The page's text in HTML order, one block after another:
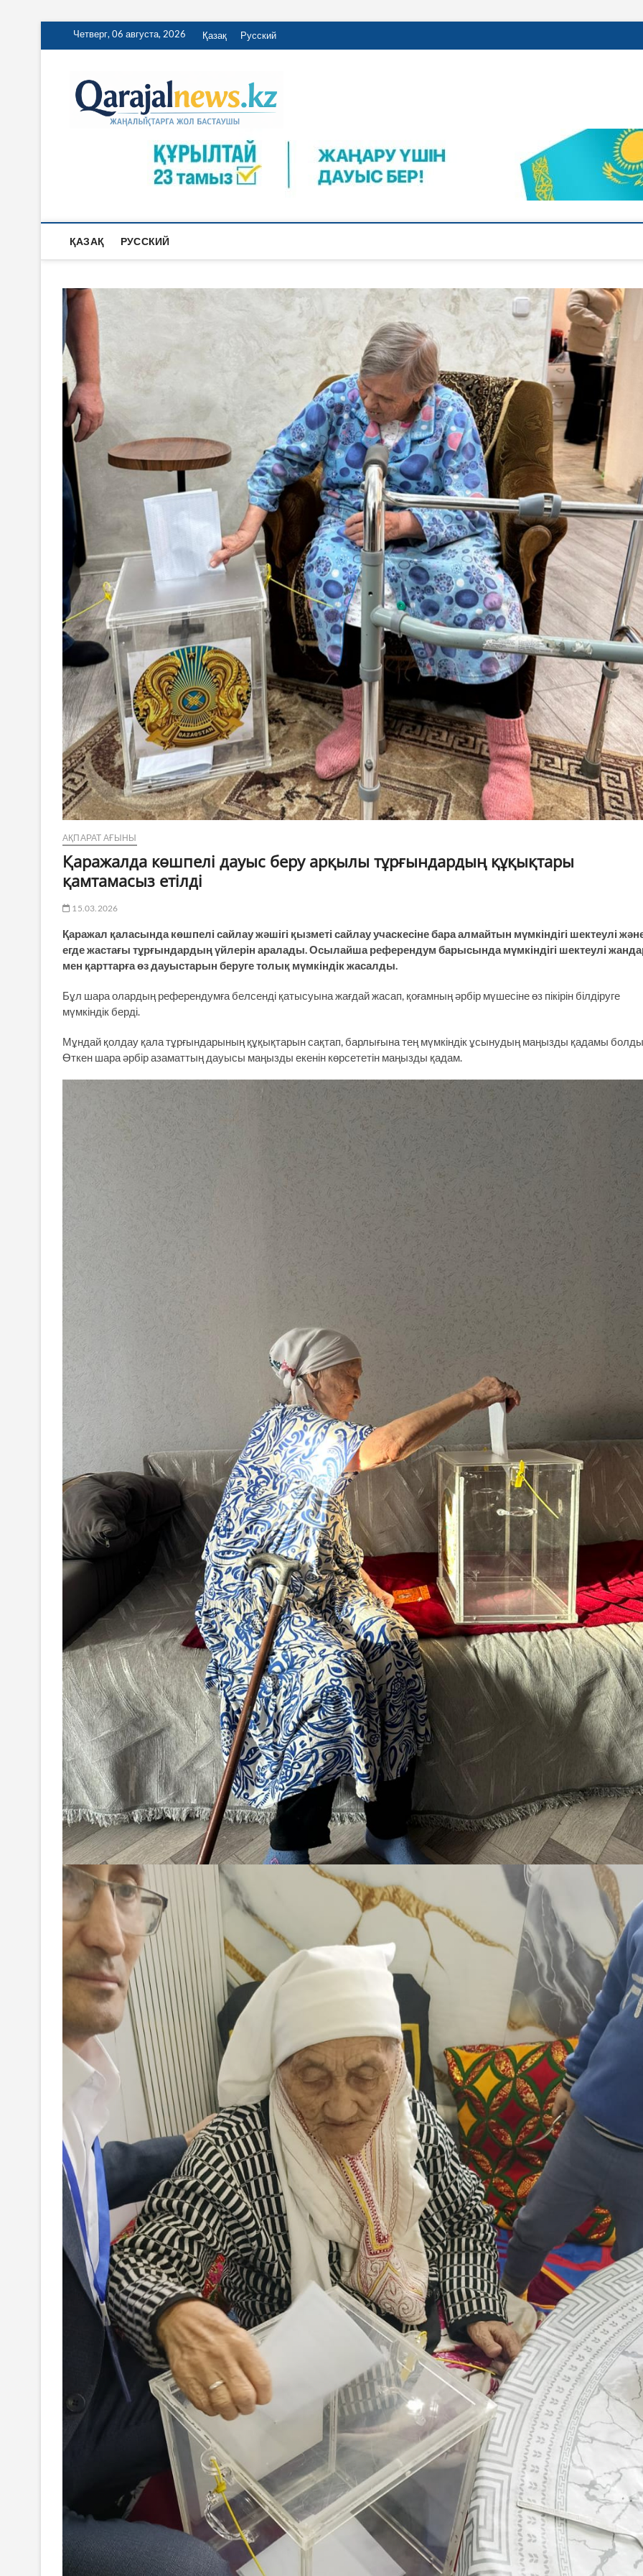
Четверг, 06 августа, 2026 Қазақ Русский
ҚАЗАҚ РУССКИЙ
АҚПАРАТ АҒЫНЫ
Қаражалда көшпелі дауыс беру арқылы тұрғындардың құқықтары
қамтамасыз етілді
15.03.2026
Қаражал қаласында көшпелі сайлау жәшігі қызметі сайлау учаскесіне бара алмайтын мүмкіндігі шектеулі
егде жастағы тұрғындардың үйлерін аралады. Осылайша референдум барысында мүмкіндігі шектеулі
мен қарттарға өз дауыстарын беруге толық мүмкіндік жасалды.
Бұл шара олардың референдумға белсенді қатысуына жағдай жасап, қоғамның әрбір мүшесіне өз пікірін білдіруге
мүмкіндік берді.
Мұндай қолдау қала тұрғындарының құқықтарын сақтап, барлығына тең мүмкіндік ұсынудың маңызды қадамы
Өткен шара әрбір азаматтың дауысы маңызды екенін көрсететін маңызды қадам.